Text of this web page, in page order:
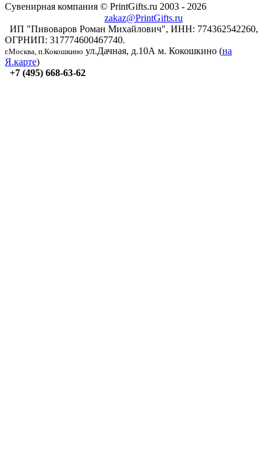
Сувенирная компания © PrintGifts.ru 2003 - 2026
zakaz@PrintGifts.ru
ИП "Пивоваров Роман Михайлович", ИНН: 774362542260,
ОГРНИП: 317774600467740.
г.Москва, п.Кокошкино ул.Дачная, д.10А м. Кокошкино (на
Я.карте)
+7 (495) 668-63-62